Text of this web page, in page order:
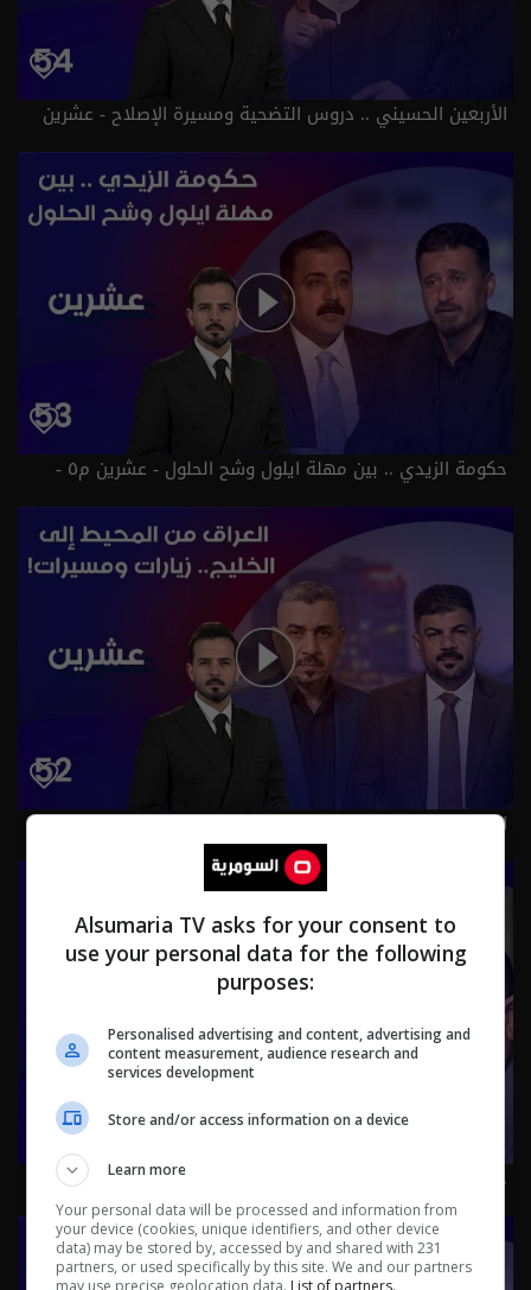
الأربعين الحسيني .. دروس التضحية ومسيرة الإصلاح - عشرين
م٥ - الحلقة ٥٤ | الموسم 5
حكومة الزيدي .. بين مهلة ايلول وشح الحلول - عشرين م٥ -
الحلقة ٥٣ | الموسم 5
العراق من المحيط إلى الخليج.. زيارات ومسـ.يرات! - عشرين م٥ -
حكومة الزيدي بين صولتين.. مكافحة الفساد وحصر السـ لاح! -
عشرين م٥ - الحلقة ٥١ | الموسم 5
Alsumaria TV asks for your consent to
use your personal data for the following
purposes:
Personalised advertising and content, advertising and
content measurement, audience research and
services development
Store and/or access information on a device
Learn more
Your personal data will be processed and information from
your device (cookies, unique identifiers, and other device
data) may be stored by, accessed by and shared with 231
partners, or used specifically by this site. We and our partners
may use precise geolocation data. List of partners.